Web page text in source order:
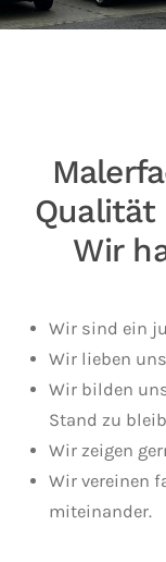
Qualität
Wir
Wir sind ein
Wir lieben
Wir bilden
Stand zu
Wir zeigen
Wir vereinen
miteinander.